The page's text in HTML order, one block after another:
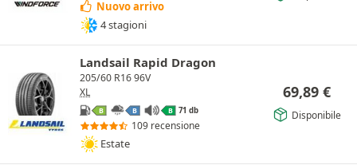
Nuovo arrivo
4 stagioni
Landsail Rapid Dragon
205/60 R16 96V
XL
B B B 71 db
109 recensione
Estate
69,89 €
Disponibile